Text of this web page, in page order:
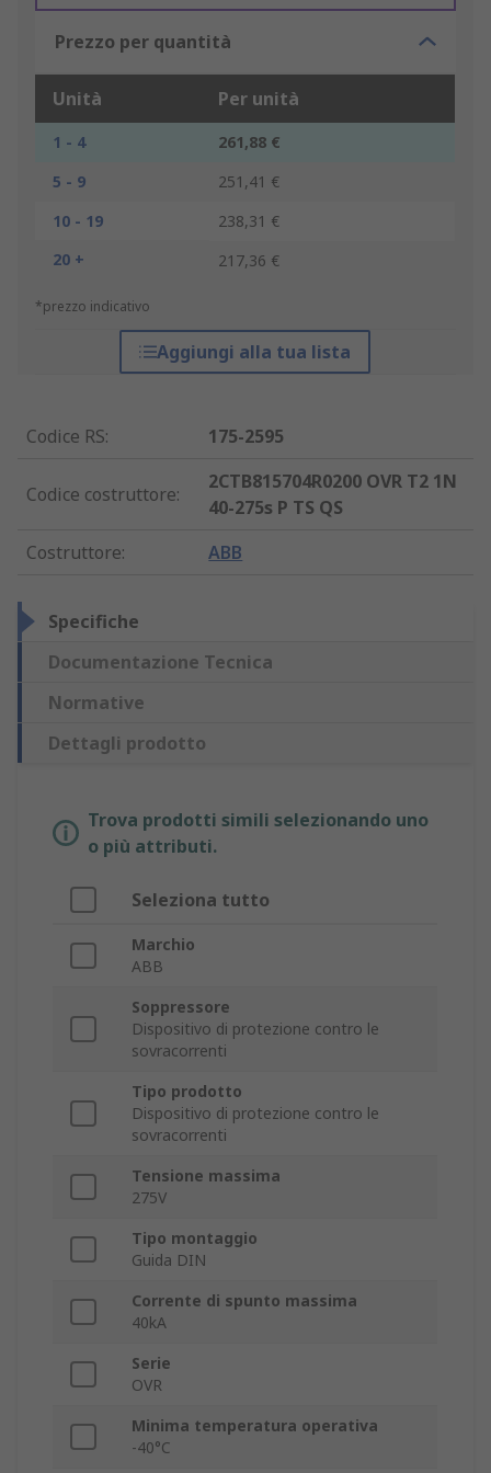
Prezzo per quantità
Unità Per unità
1 - 4
261,88 €
5 - 9
251,41 €
10 - 19
238,31 €
20 +
217,36 €
*prezzo indicativo
Aggiungi alla tua lista
Codice RS: 175-2595
Codice costruttore:
2CTB815704R0200 OVR T2 1N
40-275s P TS QS
Costruttore: ABB
Specifiche
Documentazione Tecnica
Normative
Dettagli prodotto
Trova prodotti simili selezionando uno
o più attributi.
Seleziona tutto
Marchio
ABB
Soppressore
Dispositivo di protezione contro le
sovracorrenti
Tipo prodotto
Dispositivo di protezione contro le
sovracorrenti
Tensione massima
275V
Tipo montaggio
Guida DIN
Corrente di spunto massima
40kA
Serie
OVR
Minima temperatura operativa
-40°C